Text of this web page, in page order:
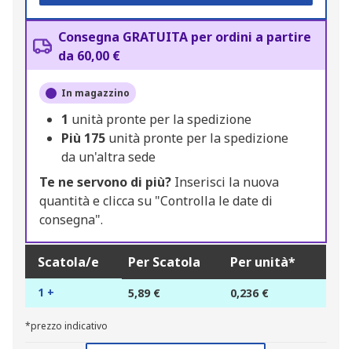
Consegna GRATUITA per ordini a partire
da 60,00 €
In magazzino
1 unità pronte per la spedizione
Più 175 unità pronte per la spedizione
da un'altra sede
Te ne servono di più? Inserisci la nuova
quantità e clicca su "Controlla le date di
consegna".
Scatola/e Per Scatola Per unità*
1 + 5,89 € 0,236 €
*prezzo indicativo